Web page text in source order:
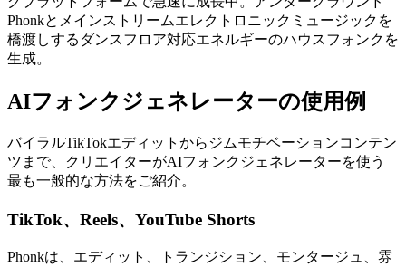
Phonkとメインストリームエレクトロニックミュージックを
橋渡しするダンスフロア対応エネルギーのハウスフォンクを
生成。
AIフォンクジェネレーターの使用例
バイラルTikTokエディットからジムモチベーションコンテン
ツまで、クリエイターがAIフォンクジェネレーターを使う
最も一般的な方法をご紹介。
TikTok、Reels、YouTube Shorts
Phonkは、エディット、トランジション、モンタージュ、雰